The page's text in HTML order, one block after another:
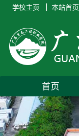
学校主页 本站首页
首页